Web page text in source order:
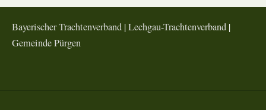
t
r
a
Bayerischer Trachtenverband |Lechgau-Trachtenverband |
Gemeinde Pürgen